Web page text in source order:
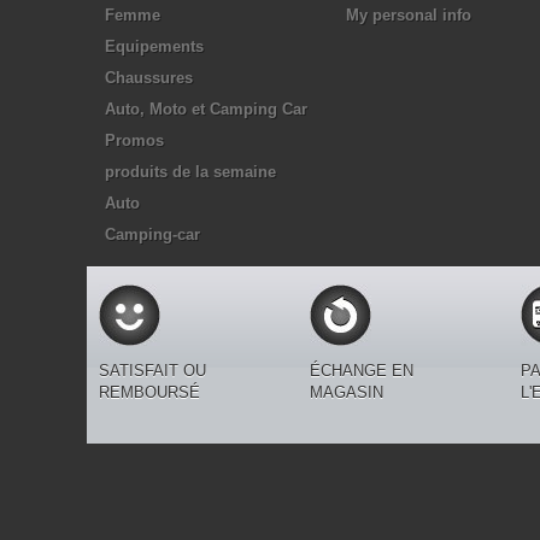
Femme
Equipements
Chaussures
Auto, Moto et Camping Car
Promos
produits de la semaine
Auto
Camping-car
My personal info
SATISFAIT OU
REMBOURSÉ
ÉCHANGE EN
MAGASIN